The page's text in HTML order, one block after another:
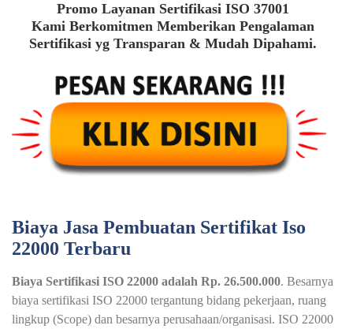
Promo Layanan Sertifikasi ISO 37001
Kami Berkomitmen Memberikan Pengalaman
Sertifikasi yg Transparan & Mudah Dipahami.
Biaya Jasa Pembuatan Sertifikat Iso
22000 Terbaru
Biaya Sertifikasi ISO 22000 adalah Rp. 26.500.000. Besarnya
biaya sertifikasi ISO 22000 tergantung bidang pekerjaan, ruang
lingkup (Scope) dan besarnya perusahaan/organisasi. ISO 22000